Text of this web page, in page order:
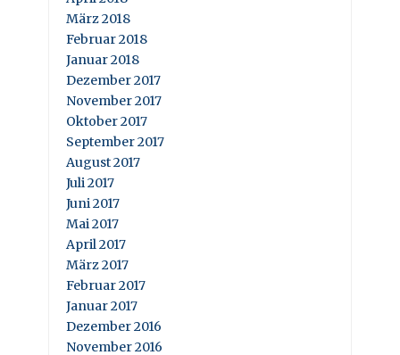
März 2018
Februar 2018
Januar 2018
Dezember 2017
November 2017
Oktober 2017
September 2017
August 2017
Juli 2017
Juni 2017
Mai 2017
April 2017
März 2017
Februar 2017
Januar 2017
Dezember 2016
November 2016